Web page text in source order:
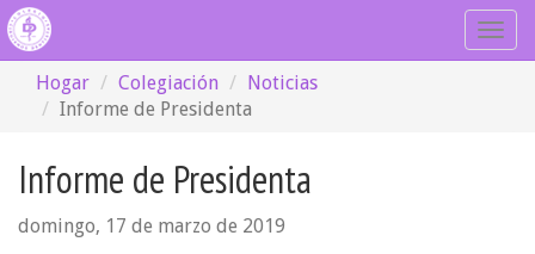
Hogar
Colegiación
Noticias
Informe de Presidenta
Informe de Presidenta
domingo, 17 de marzo de 2019